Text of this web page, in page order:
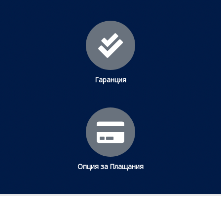
Гаранция
Опция за Плащания